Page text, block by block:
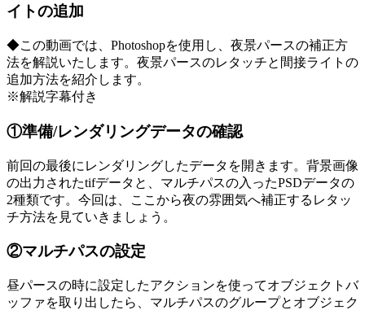
イトの追加
◆この動画では、Photoshopを使用し、夜景パースの補正方
法を解説いたします。夜景パースのレタッチと間接ライトの
追加方法を紹介します。
※解説字幕付き
①準備/レンダリングデータの確認
前回の最後にレンダリングしたデータを開きます。背景画像
の出力されたtifデータと、マルチパスの入ったPSDデータの
2種類です。今回は、ここから夜の雰囲気へ補正するレタッ
チ方法を見ていきましょう。
②マルチパスの設定
昼パースの時に設定したアクションを使ってオブジェクトバ
ッファを取り出したら、マルチパスのグループとオブジェク